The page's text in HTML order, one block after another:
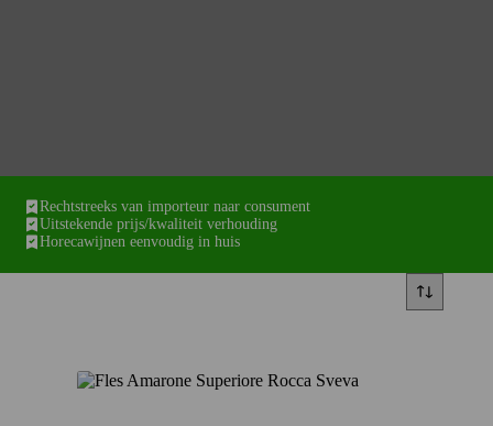
Rechtstreeks van importeur naar consument
Uitstekende prijs/kwaliteit verhouding
Horecawijnen eenvoudig in huis